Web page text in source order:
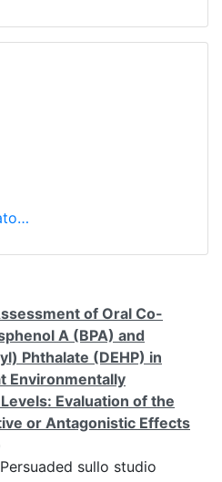
of Oral Co-
A (BPA) and
Phthalate (DEHP) in
Environmentally
Evaluation of the
or Antagonistic Effects
sullo studio